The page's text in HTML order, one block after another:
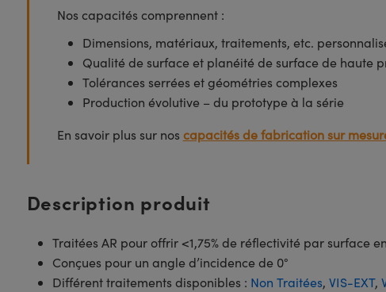
Nos capacités comprennent :
Dimensions, matériaux, traitements, etc.
Qualité de surface et planéité de surface de haute
Tolérances serrées et géométries complexes
Production évolutive – du prototype à la série
En savoir plus sur nos capacités de fabrication sur
Description produit
Traitées AR pour offrir <1,75% de réflectivité par surface
Conçues pour un angle d’incidence de 0°
Différent traitements disponibles : Non Traitées, VIS-EXT,